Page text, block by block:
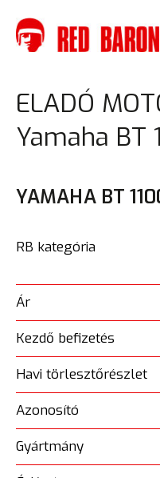
ELADÓ
Yamaha BT
YAMAHA BT
RB kategória
Ár
Kezdő befizetés
Havi törlesztőrészlet
Azonosító
Gyártmány